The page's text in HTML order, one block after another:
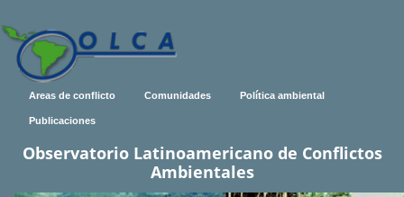
Areas de conflicto Comunidades Política ambiental
Publicaciones
Observatorio Latinoamericano de Conflictos
Ambientales